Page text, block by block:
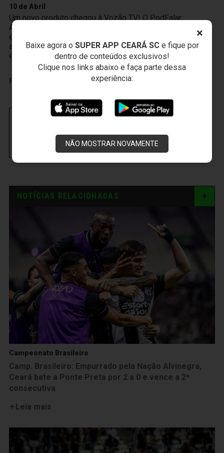
×
Baixe agora o SUPER APP CEARÁ SCe fique por
dentro de conteúdos exclusivos!
Clique nos links abaixo e faça parte dessa
experiência:
NÃO MOSTRAR NOVAMENTE
10 de Abril
Um novo produto chegou à Vozão TV! O PodFalar,
Alvinegro, podcast oficial do Ceará SC. No terceiro
episódio, os atletas João Gabriel e Melk comentam sobre
a transição da base ao profissional, a integração existente
entre Cidade Vozão e Porangabuçu e o m
PUBLICIDADE
NOTÍCIAS RELACIONADAS
Campeonato Brasileiro
Camp. Brasileiro: Empurrado pela Nação Alvinegra,
Ceará bate a Ponte Preta por 2 a 0 e vence a 2ª
consecutiva
Leia mais